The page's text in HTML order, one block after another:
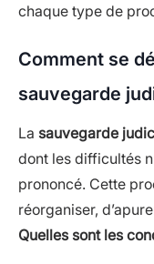
chaque type de
Comment se
sauvegarde
La sauvegarde
dont les difficultés
prononcé. Cette
réorganiser,
Quelles sont les